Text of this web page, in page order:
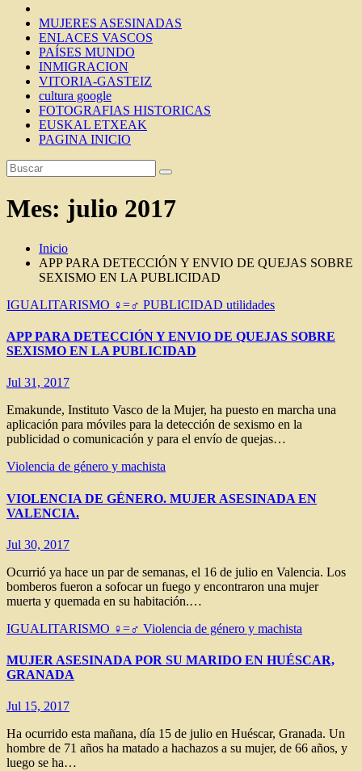
MUJERES ASESINADAS
ENLACES VASCOS
PAÍSES MUNDO
INMIGRACION
VITORIA-GASTEIZ
cultura google
FOTOGRAFIAS HISTORICAS
EUSKAL ETXEAK
PAGINA INICIO
Mes: julio 2017
Inicio
APP PARA DETECCIÓN Y ENVIO DE QUEJAS SOBRE
SEXISMO EN LA PUBLICIDAD
IGUALITARISMO ♀=♂ PUBLICIDAD utilidades
APP PARA DETECCIÓN Y ENVIO DE QUEJAS SOBRE
SEXISMO EN LA PUBLICIDAD
Jul 31, 2017
Emakunde, Instituto Vasco de la Mujer, ha puesto en marcha una
aplicación para móviles para la detección de sexismo en la
publicidad o comunicación y para el envío de quejas…
Violencia de género y machista
VIOLENCIA DE GÉNERO. MUJER ASESINADA EN
VALENCIA.
Jul 30, 2017
Ocurrió ya hace un par de semanas, el 16 de julio en Valencia. Los
bomberos fueron a sofocar un fuego y encontraron una mujer
muerta y quemada en su habitación.…
IGUALITARISMO ♀=♂ Violencia de género y machista
MUJER ASESINADA POR SU MARIDO EN HUÉSCAR,
GRANADA
Jul 15, 2017
Ha ocurrido esta mañana, día 15 de julio en Huéscar, Granada. Un
hombre de 71 años ha matado a hachazos a su mujer, de 66 años, y
luego se ha…